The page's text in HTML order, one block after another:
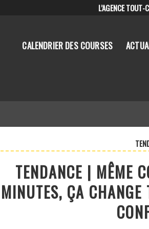
L’AGENCE TOUT-
CALENDRIER DES COURSES
TENDANCE | MÊME
MINUTES, ÇA